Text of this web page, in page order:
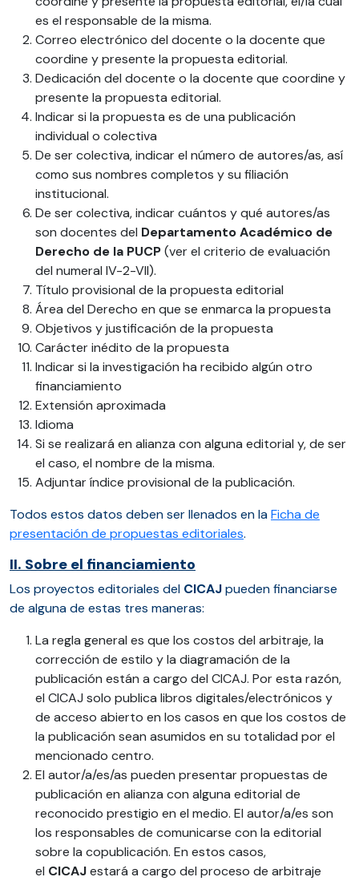
es el responsable de la misma.
Correo electrónico del docente o la docente que
coordine y presente la propuesta editorial.
Dedicación del docente o la docente que coordine y
presente la propuesta editorial.
Indicar si la propuesta es de una publicación
individual o colectiva
De ser colectiva, indicar el número de autores/as, así
como sus nombres completos y su filiación
institucional.
De ser colectiva, indicar cuántos y qué autores/as
son docentes del Departamento Académico de
Derecho de la PUCP(ver el criterio de evaluación
del numeral IV-2-VII).
Título provisional de la propuesta editorial
Área del Derecho en que se enmarca la propuesta
Objetivos y justificación de la propuesta
Carácter inédito de la propuesta
Indicar si la investigación ha recibido algún otro
financiamiento
Extensión aproximada
Idioma
Si se realizará en alianza con alguna editorial y, de ser
el caso, el nombre de la misma.
Adjuntar índice provisional de la publicación.
Todos estos datos deben ser llenados en laFicha de
presentación de propuestas editoriales.
II. Sobre el financiamiento
Los proyectos editoriales del CICAJpueden financiarse
de alguna de estas tres maneras:
La regla general es que los costos del arbitraje, la
corrección de estilo y la diagramación de la
publicación están a cargo del CICAJ. Por esta razón,
el CICAJ solo publica libros digitales/electrónicos y
de acceso abierto en los casos en que los costos de
la publicación sean asumidos en su totalidad por el
mencionado centro.
El autor/a/es/as pueden presentar propuestas de
publicación en alianza con alguna editorial de
reconocido prestigio en el medio. El autor/a/es son
los responsables de comunicarse con la editorial
sobre la copublicación. En estos casos,
el CICAJestará a cargo del proceso de arbitraje